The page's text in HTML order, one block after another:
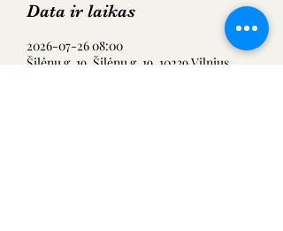
Data ir laikas
2026-07-26 08:00
Šilėnų g. 19, Šilėnų g. 19, 10239 Vilnius,